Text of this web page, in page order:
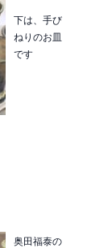
下は、手び
ねりのお皿
です
奥田福泰の